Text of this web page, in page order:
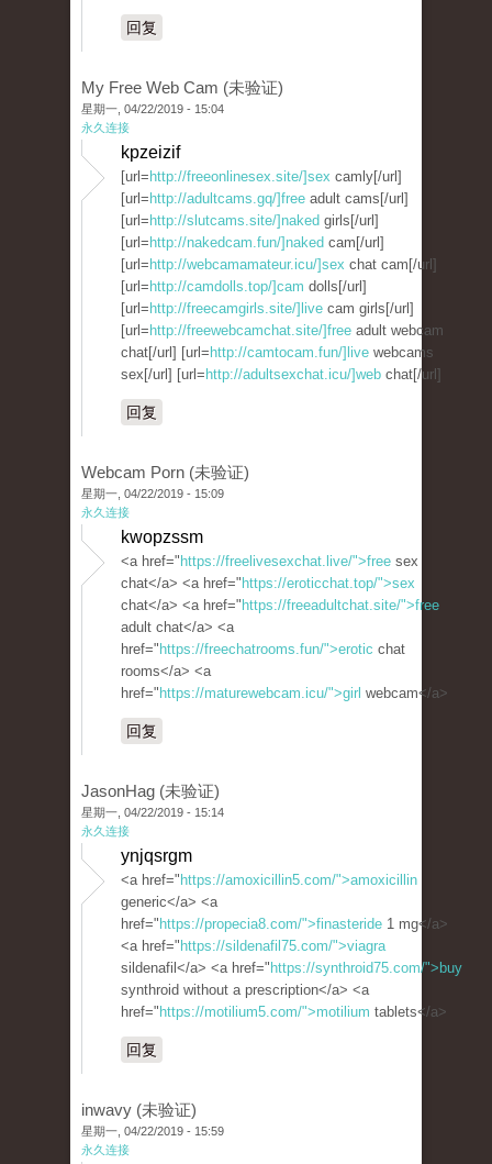
回复
My Free Web Cam (未验证)
星期一, 04/22/2019 - 15:04
永久连接
kpzeizif
[url= http://freeonlinesex.site/]sex camly[/url]
[url= http://adultcams.gq/]free adult cams[/url]
[url= http://slutcams.site/]naked girls[/url]
[url= http://nakedcam.fun/]naked cam[/url]
[url= http://webcamamateur.icu/]sex chat cam[/url]
[url= http://camdolls.top/]cam dolls[/url]
[url= http://freecamgirls.site/]live cam girls[/url]
[url= http://freewebcamchat.site/]free adult webcam
chat[/url] [url= http://camtocam.fun/]live webcams
sex[/url] [url= http://adultsexchat.icu/]web chat[/url]
回复
Webcam Porn (未验证)
星期一, 04/22/2019 - 15:09
永久连接
kwopzssm
<a href=" https://freelivesexchat.live/">free sex
chat</a> <a href=" https://eroticchat.top/">sex
chat</a> <a href=" https://freeadultchat.site/">free
adult chat</a> <a
href=" https://freechatrooms.fun/">erotic chat
rooms</a> <a
href=" https://maturewebcam.icu/">girl webcam</a>
回复
JasonHag (未验证)
星期一, 04/22/2019 - 15:14
永久连接
ynjqsrgm
<a href=" https://amoxicillin5.com/">amoxicillin
generic</a> <a
href=" https://propecia8.com/">finasteride 1 mg</a>
<a href=" https://sildenafil75.com/">viagra
sildenafil</a> <a href=" https://synthroid75.com/">buy
synthroid without a prescription</a> <a
href=" https://motilium5.com/">motilium tablets</a>
回复
inwavy (未验证)
星期一, 04/22/2019 - 15:59
永久连接